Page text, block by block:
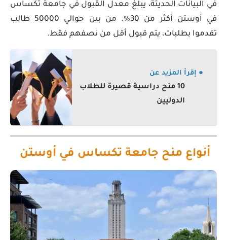
في البيانات الحديثة، يبلغ معدل القبول في جامعة تكساس
في أوستن أكثر من 30%. من بين حوالي 50000 طالب
تقدموا بطلبات، يتم قبول أقل من نصفهم فقط.
● إقرأ المزيد عن
10 منح دراسية قصيرة للطلاب
الدوليين
أنواع منح جامعة تكساس في أوستن